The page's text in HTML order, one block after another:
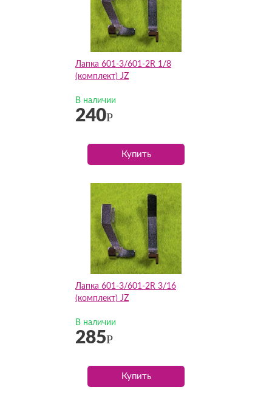
Лапка 601-3/601-2R 1/8
(комплект) JZ
В наличии
240Р
Купить
Лапка 601-3/601-2R 3/16
(комплект) JZ
В наличии
285Р
Купить